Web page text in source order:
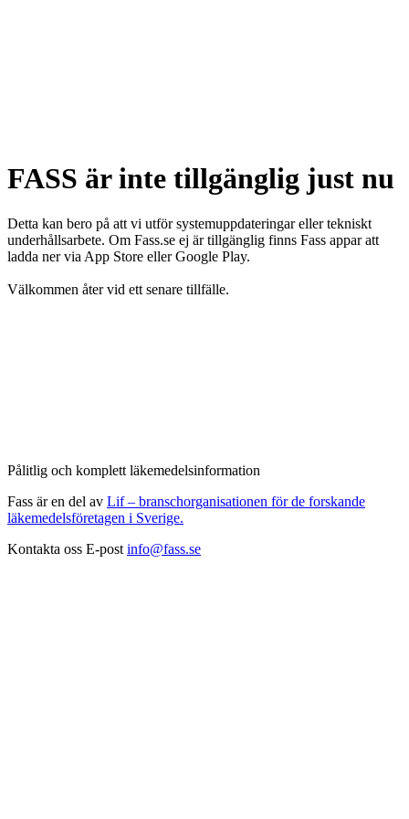
FASS är inte tillgänglig just nu
Detta kan bero på att vi utför systemuppdateringar eller tekniskt
underhållsarbete. Om Fass.se ej är tillgänglig finns Fass appar att
ladda ner via App Store eller Google Play.
Välkommen åter vid ett senare tillfälle.
Pålitlig och komplett läkemedelsinformation
Fass är en del av Lif – branschorganisationen för de forskande
läkemedelsföretagen i Sverige.
Kontakta oss E-post info@fass.se